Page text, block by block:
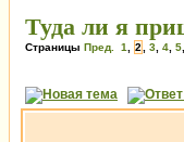
Туда ли я
Страницы Пред. 1 2 3 4 5